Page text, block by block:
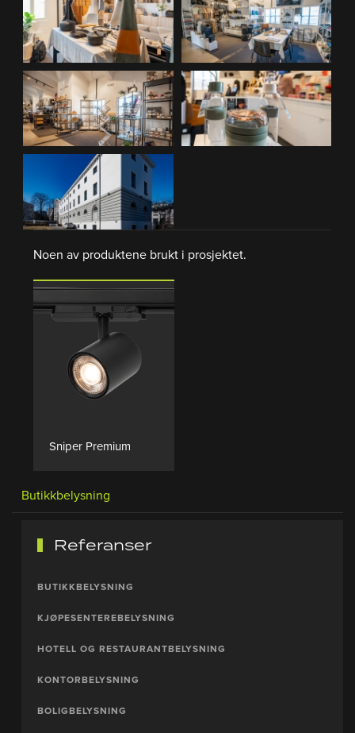
Noen av produktene brukt i prosjektet.
PRODUKTSIDE
Sniper Premium
Butikkbelysning
Referanser
BUTIKKBELYSNING
KJØPESENTEREBELYSNING
HOTELL OG RESTAURANTBELYSNING
KONTORBELYSNING
BOLIGBELYSNING